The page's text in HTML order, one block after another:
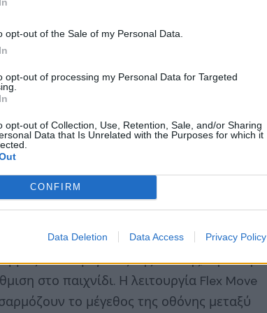
opt-out of the Sale of my Personal Data.
opt-out of processing my Personal Data for Targeted
opt-out of Collection, Use, Retention, Sale, and/or Sharing
Data that Is Unrelated with the Purposes for which it
CONFIRM
Data Deletion Data Access Privacy Policy
επίπεδο
1ms (MPRT) επιτρέπουν
του ποντικιού. Ακόμη και στις πιο
εξαιρετικά ομαλό και γρήγορο
τον χρόνο καθυστέρησης και το
FreeSync Premium Pro.
εξατομικευμένες και προσαρμόσιμες
μια σειρά από καινοτόμες λειτουργίες
το μέγεθος της οθόνης, τη θέση
στο παιχνίδι. Η λειτουργία Flex Move
το μέγεθος της οθόνης μεταξύ